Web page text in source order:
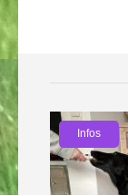
Infos